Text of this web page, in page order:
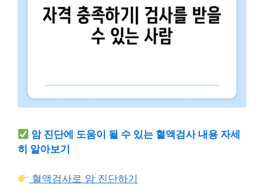
암 진단에 도움이 될 수 있는 혈액검사 내용 자세
히 알아보기
혈액검사로 암 진단하기